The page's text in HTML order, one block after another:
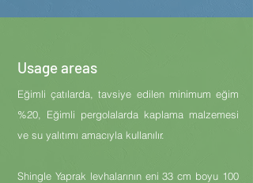
Usage areas
Eğimli çatılarda, tavsiye edilen minimum eğim
%20, Eğimli pergolalarda kaplama malzemesi
ve su yalıtımı amacıyla kullanılır.
Shingle Yaprak levhalarının eni 33 cm boyu 100